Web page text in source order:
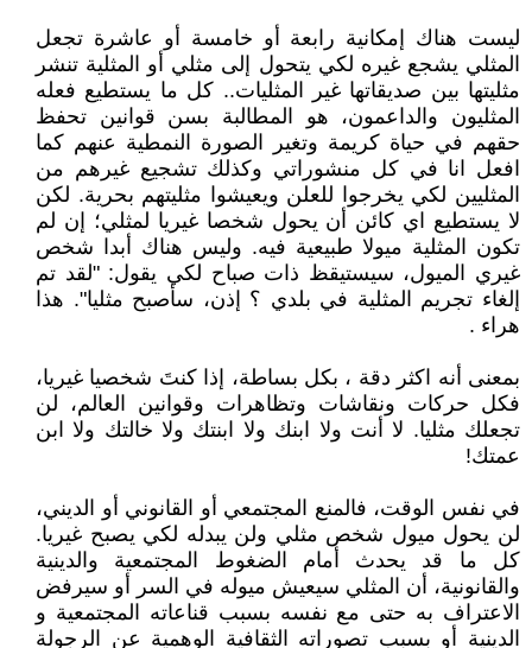
ليست هناك إمكانية رابعة أو خامسة أو عاشرة تجعل
المثلي يشجع غيره لكي يتحول إلى مثلي أو المثلية تنشر
مثليتها بين صديقاتها غير المثليات.. كل ما يستطيع فعله
المثليون والداعمون، هو المطالبة بسن قوانين تحفظ
حقهم في حياة كريمة وتغير الصورة النمطية عنهم كما
افعل انا في كل منشوراتي وكذلك تشجيع غيرهم من
المثليين لكي يخرجوا للعلن ويعيشوا مثليتهم بحرية. لكن
لا يستطيع اي كائن أن يحول شخصا غيريا لمثلي؛ إن لم
تكون المثلية ميولا طبيعية فيه. وليس هناك أبدا شخص
غيري الميول، سيستيقظ ذات صباح لكي يقول: "لقد تم
إلغاء تجريم المثلية في بلدي ؟ إذن، سأصبح مثليا". هذا
هراء .
بمعنى أنه اكثر دقة ، بكل بساطة، إذا كنتَ شخصيا غيريا،
فكل حركات ونقاشات وتظاهرات وقوانين العالم، لن
تجعلك مثليا. لا أنت ولا ابنك ولا ابنتك ولا خالتك ولا ابن
عمتك!
في نفس الوقت، فالمنع المجتمعي أو القانوني أو الديني،
لن يحول ميول شخص مثلي ولن يبدله لكي يصبح غيريا.
كل ما قد يحدث أمام الضغوط المجتمعية والدينية
والقانونية، أن المثلي سيعيش ميوله في السر أو سيرفض
الاعتراف به حتى مع نفسه بسبب قناعاته المجتمعية و
الدينية أو بسبب تصوراته الثقافية الوهمية عن الرجولة